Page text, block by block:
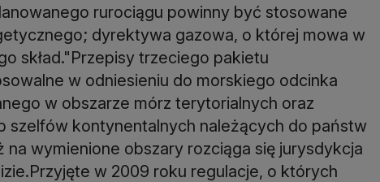
rurociągu powinny być stosowane
dyrektywa gazowa, o której mowa w
skład."Przepisy trzeciego pakietu
w odniesieniu do morskiego odcinka
w obszarze mórz terytorialnych oraz
szelfów kontynentalnych należących do państw
na wymienione obszary rozciąga się jurysdykcja
w 2009 roku regulacje, o których